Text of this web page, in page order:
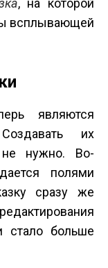
, на которой
всплывающей
являются
их
не нужно. Во­
полями
сразу же
стало больше